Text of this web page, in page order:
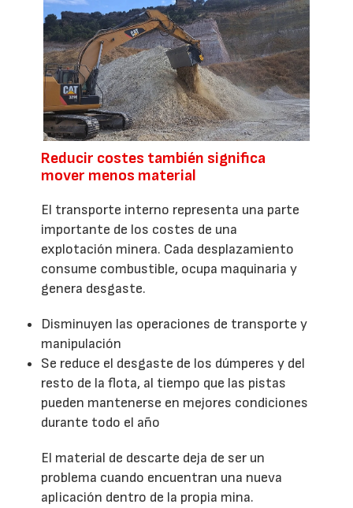
Reducir costes también significa
mover menos material
El transporte interno representa una parte
importante de los costes de una
explotación minera. Cada desplazamiento
consume combustible, ocupa maquinaria y
genera desgaste.
Disminuyen las operaciones de transporte y
manipulación
Se reduce el desgaste de los dúmperes y del
resto de la flota, al tiempo que las pistas
pueden mantenerse en mejores condiciones
durante todo el año
El material de descarte deja de ser un
problema cuando encuentran una nueva
aplicación dentro de la propia mina.